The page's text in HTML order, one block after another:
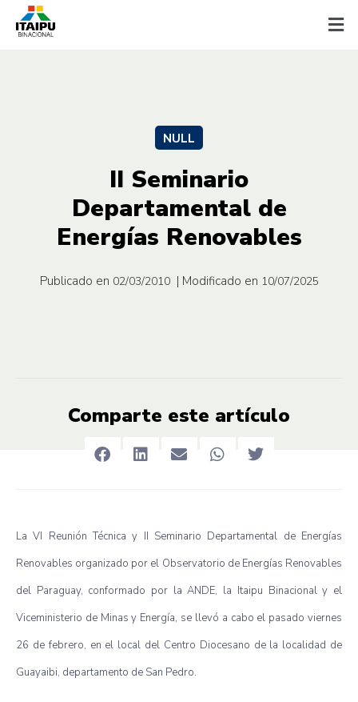
NULL
II Seminario
Departamental de
Energías Renovables
Publicado en 02/03/2010 | Modificado en 10/07/2025
Comparte este artículo
La VI Reunión Técnica y II Seminario Departamental de Energías
Renovables organizado por el Observatorio de Energías Renovables
del Paraguay, conformado por la ANDE, la Itaipu Binacional y el
Viceministerio de Minas y Energía, se llevó a cabo el pasado viernes
26 de febrero, en el local del Centro Diocesano de la localidad de
Guayaibi, departamento de San Pedro.